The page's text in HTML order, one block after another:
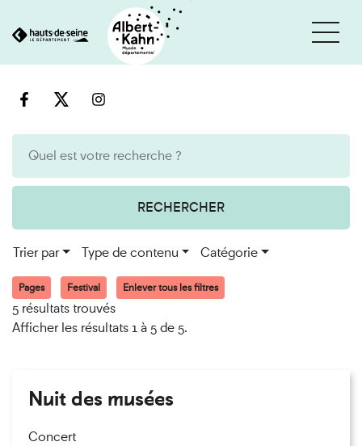
au
RECHERCHER
Trier par Type de contenu Catégorie
Pages Festival Enlever tous les filtres
5 résultats trouvés
Afficher les résultats 1 à 5 de 5.
Nuit des musées
Concert
Cookies et traceurs utilisés sur ce site